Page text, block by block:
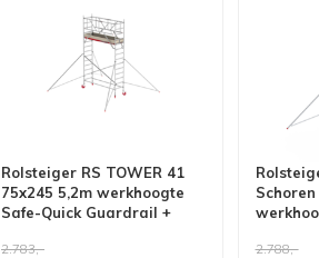
Rolsteiger RS TOWER 41
75x245 5,2m werkhoogte
Safe-Quick Guardrail +
2.783,- 2.788,-